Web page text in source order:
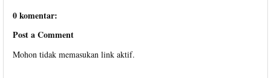
0 komentar:
Post a Comment
Mohon tidak memasukan link aktif.